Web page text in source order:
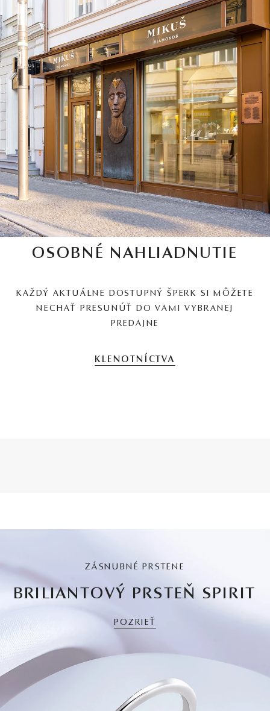
OSOBNÉ NAHLIADNUTIE
KAŽDÝ AKTUÁLNE DOSTUPNÝ ŠPERK SI MÔŽETE
NECHAŤ PRESUNÚŤ DO VAMI VYBRANEJ
PREDAJNE
KLENOTNÍCTVA
ZÁSNUBNÉ PRSTENE
BRILIANTOVÝ PRSTEŇ SPIRIT
POZRIEŤ